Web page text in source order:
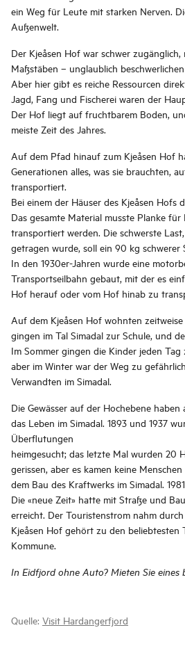
ein Weg für Leute mit starken Nerven.
Außenwelt.
Der Kjeåsen Hof war schwer
Maßstäben – unglaublich
Aber hier gibt es reiche Ressourcen
Jagd, Fang und Fischerei waren der
Der Hof liegt auf fruchtbarem Boden,
meiste Zeit des Jahres.
Auf dem Pfad hinauf zum Kjeåsen Hof
Generationen alles, was sie brauchten,
transportiert.
Bei einem der Häuser des Kjeåsen Hofs
Das gesamte Material musste Planke für
transportiert werden. Die schwerste
getragen wurde, soll ein 90 kg schwerer
In den 1930er-Jahren wurde eine
Transportseilbahn gebaut, mit der es
Hof herauf oder vom Hof hinab zu
Auf dem Kjeåsen Hof wohnten zeitweise
gingen im Tal Simadal zur Schule, und
Im Sommer gingen die Kinder jeden
aber im Winter war der Weg zu
Verwandten im Simadal.
Die Gewässer auf der Hochebene
das Leben im Simadal. 1893 und 1937
Überflutungen
heimgesucht; das letzte Mal wurden 20
gerissen, aber es kamen keine
dem Bau des Kraftwerks im Simadal.
Die «neue Zeit» hatte mit Straße und
erreicht. Der Touristenstrom nahm
Kjeåsen Hof gehört zu den beliebtesten
Kommune.
In Eidfjord ohne Auto? Mieten Sie eines
Quelle: Visit Hardangerfjord